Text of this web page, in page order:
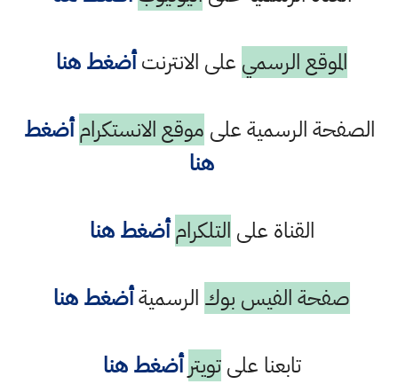
الموقع الرسمي على الانترنتأضغط هنا
الصفحة الرسمية على موقع الانستكرام أضغط
هنا
القناة على التلكرام أضغط هنا
صفحة الفيس بوك الرسميةأضغط هنا
تابعنا علىتويتر أضغط هنا